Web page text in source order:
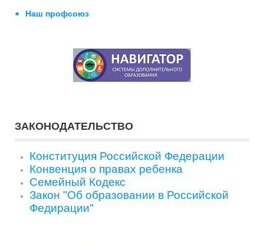
Наш профсоюз
ЗАКОНОДАТЕЛЬСТВО
Конституция Российской Федерации
Конвенция о правах ребенка
Семейный Кодекс
Закон "Об образовании в Российской
Федирации"